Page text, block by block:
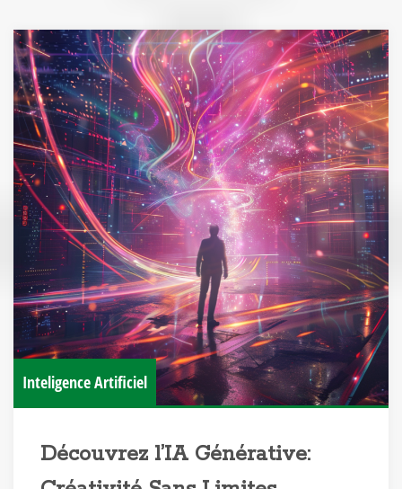
Inteligence Artificiel
Découvrez l’IA Générative: